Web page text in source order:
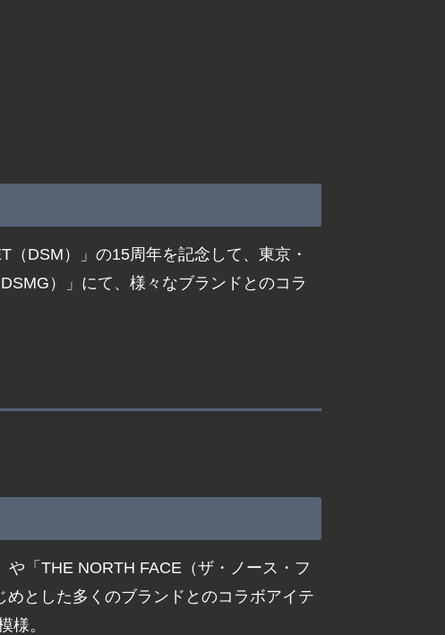
DSM）」の15周年を記念して、東京・
）」にて、様々なブランドとのコラ
や「THE NORTH FACE（ザ・ノース・フ
とした多くのブランドとのコラボアイテ
様。